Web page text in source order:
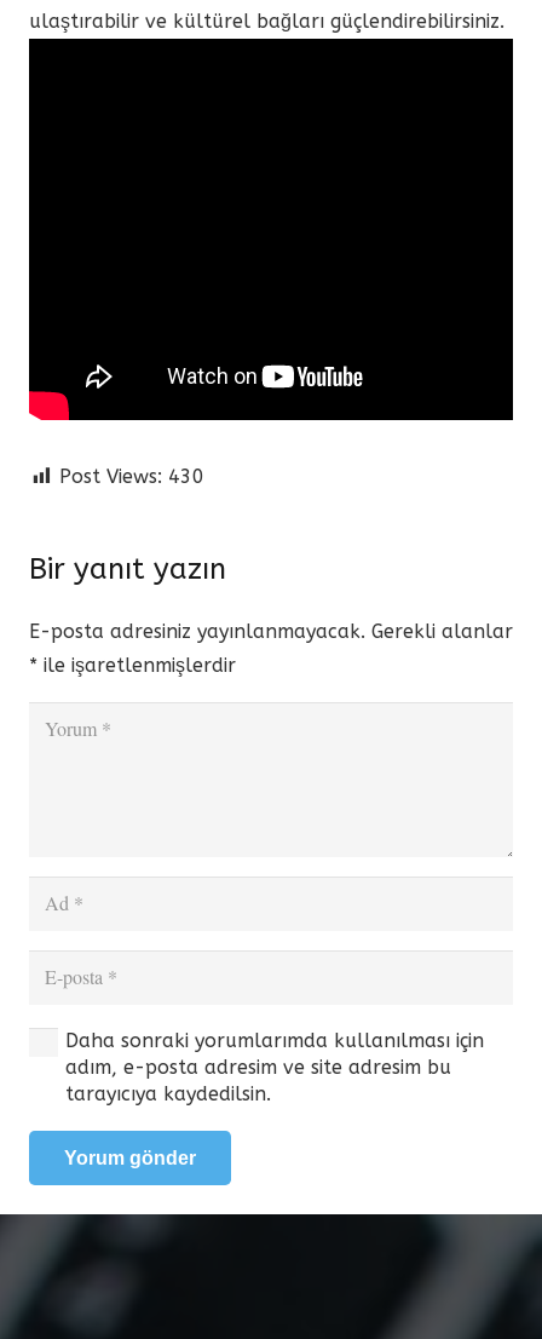
ulaştırabilir ve kültürel bağları güçlendirebilirsiniz.
Post Views: 430
Bir yanıt yazın
E-posta adresiniz yayınlanmayacak. Gerekli alanlar
* ile işaretlenmişlerdir
Daha sonraki yorumlarımda kullanılması için
adım, e-posta adresim ve site adresim bu
tarayıcıya kaydedilsin.
Yorum gönder